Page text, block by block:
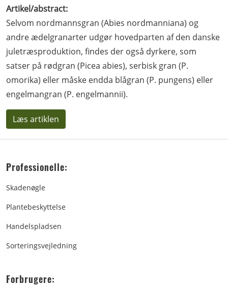
Artikel/abstract:
Selvom nordmannsgran (Abies nordmanniana) og
andre ædelgranarter udgør hovedparten af den danske
juletræsproduktion, findes der også dyrkere, som
satser på rødgran (Picea abies), serbisk gran (P.
omorika) eller måske endda blågran (P. pungens) eller
engelmangran (P. engelmannii).
Læs artiklen
Professionelle:
Skadenøgle
Plantebeskyttelse
Handelspladsen
Sorteringsvejledning
Forbrugere: